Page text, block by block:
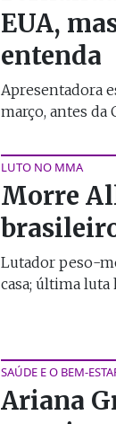
EUA,
entenda
Apresentadora
março, antes da
LUTO NO MMA
Morre
Lutador peso-
casa; última luta
SAÚDE E O BEM-
Ariana